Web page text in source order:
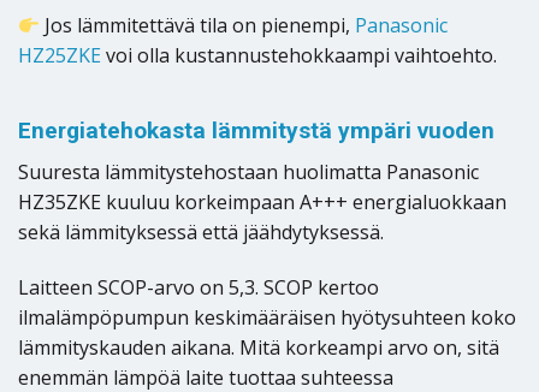
Jos lämmitettävä tila on pienempi, Panasonic
HZ25ZKEvoi olla kustannustehokkaampi vaihtoehto.
Energiatehokasta lämmitystä ympäri vuoden
Suuresta lämmitystehostaan huolimatta Panasonic
HZ35ZKE kuuluu korkeimpaan A+++ energialuokkaan
sekä lämmityksessä että jäähdytyksessä.
Laitteen SCOP-arvo on 5,3. SCOP kertoo
ilmalämpöpumpun keskimääräisen hyötysuhteen koko
lämmityskauden aikana. Mitä korkeampi arvo on, sitä
enemmän lämpöä laite tuottaa suhteessa